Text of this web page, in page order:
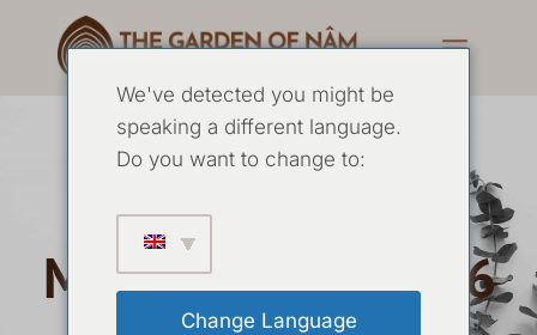
Die Essenz der
Meditation Mai 2026
We've detected you might be
speaking a different language.
Do you want to change to:
Change Language